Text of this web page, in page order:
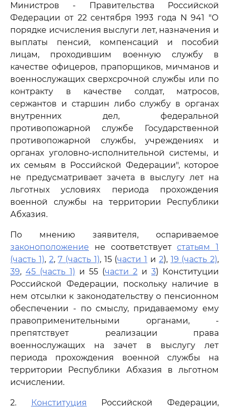
Министров - Правительства Российской
Федерации от 22 сентября 1993 года N 941 "О
порядке исчисления выслуги лет, назначения и
выплаты пенсий, компенсаций и пособий
лицам, проходившим военную службу в
качестве офицеров, прапорщиков, мичманов и
военнослужащих сверхсрочной службы или по
контракту в качестве солдат, матросов,
сержантов и старшин либо службу в органах
внутренних дел, федеральной
противопожарной службе Государственной
противопожарной службы, учреждениях и
органах уголовно-исполнительной системы, и
их семьям в Российской Федерации", которое
не предусматривает зачета в выслугу лет на
льготных условиях периода прохождения
военной службы на территории Республики
Абхазия.
По мнению заявителя, оспариваемое
законоположение не соответствуетстатьям 1
(часть 1), 2,7 (часть 1), 15 (части 1 и 2), 19 (часть 2),
39, 45 (часть 1) и 55 (части 2 и 3) Конституции
Российской Федерации, поскольку наличие в
нем отсылки к законодательству о пенсионном
обеспечении - по смыслу, придаваемому ему
правоприменительными органами, -
препятствует реализации права
военнослужащих на зачет в выслугу лет
периода прохождения военной службы на
территории Республики Абхазия в льготном
исчислении.
2. Конституция Российской Федерации,